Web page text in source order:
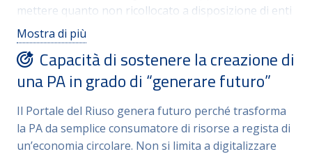
esigenze dei fruitori
mettere quanto non ricollocato a disposizione di enti
esterni senza scopo di lucro, incrementando le
buone pratiche di economia circolare
Mostra di più
Capacità di sostenere la creazione di
una PA in grado di “generare futuro”
Il Portale del Riuso genera futuro perché trasforma
la PA da semplice consumatore di risorse a regista di
un’economia circolare. Non si limita a digitalizzare